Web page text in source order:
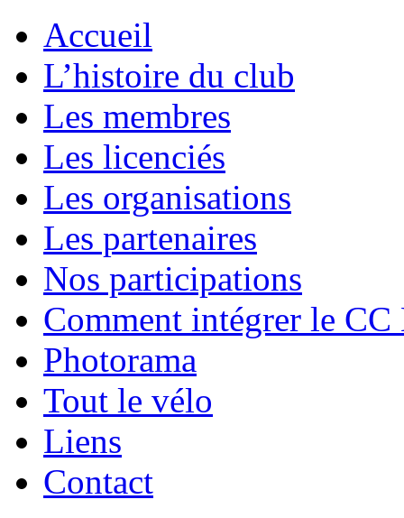
Accueil
L’histoire du club
Les membres
Les licenciés
Les organisations
Les partenaires
Nos participations
Comment intégrer le
Photorama
Tout le vélo
Liens
Contact